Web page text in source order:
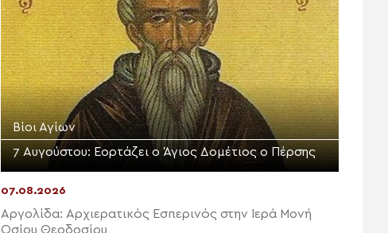
Βίοι Αγίων
7 Αυγούστου: Εορτάζει ο Άγιος Δομέτιος ο Πέρσης
07.08.2026
Αργολίδα: Αρχιερατικός Εσπερινός στην Ιερά Μονή
Οσίου Θεοδοσίου